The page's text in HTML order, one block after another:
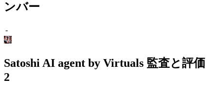
ンバー
-
Satoshi AI agent by Virtuals 監査と評価
2